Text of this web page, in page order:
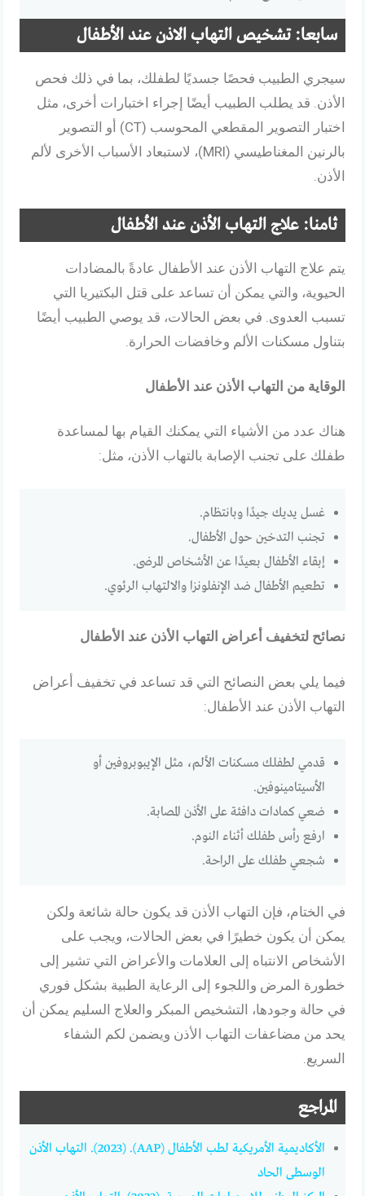
سابعا: تشخيص التهاب الاذن عند الأطفال
سيجري الطبيب فحصًا جسديًا لطفلك، بما في ذلك فحص
الأذن. قد يطلب الطبيب أيضًا إجراء اختبارات أخرى، مثل
اختبار التصوير المقطعي المحوسب (CT) أو التصوير
بالرنين المغناطيسي (MRI)، لاستبعاد الأسباب الأخرى لألم
الأذن.
ثامنا: علاج التهاب الأذن عند الأطفال
يتم علاج التهاب الأذن عند الأطفال عادةً بالمضادات
الحيوية، والتي يمكن أن تساعد على قتل البكتيريا التي
تسبب العدوى. في بعض الحالات، قد يوصي الطبيب أيضًا
بتناول مسكنات الألم وخافضات الحرارة.
الوقاية من التهاب الأذن عند الأطفال
هناك عدد من الأشياء التي يمكنك القيام بها لمساعدة
طفلك على تجنب الإصابة بالتهاب الأذن، مثل:
غسل يديك جيدًا وبانتظام.
تجنب التدخين حول الأطفال.
إبقاء الأطفال بعيدًا عن الأشخاص المرضى.
تطعيم الأطفال ضد الإنفلونزا والالتهاب الرئوي.
نصائح لتخفيف أعراض التهاب الأذن عند الأطفال
فيما يلي بعض النصائح التي قد تساعد في تخفيف أعراض
التهاب الأذن عند الأطفال:
قدمي لطفلك مسكنات الألم، مثل الإيبوبروفين أو
الأسيتامينوفين.
ضعي كمادات دافئة على الأذن المصابة.
ارفع رأس طفلك أثناء النوم.
شجعي طفلك على الراحة.
في الختام، فإن التهاب الأذن قد يكون حالة شائعة ولكن
يمكن أن يكون خطيرًا في بعض الحالات، ويجب على
الأشخاص الانتباه إلى العلامات والأعراض التي تشير إلى
خطورة المرض واللجوء إلى الرعاية الطبية بشكل فوري
في حالة وجودها، التشخيص المبكر والعلاج السليم يمكن أن
يحد من مضاعفات التهاب الأذن ويضمن لكم الشفاء
السريع.
المراجع
الأكاديمية الأمريكية لطب الأطفال (AAP). (2023). التهاب الأذن
الوسطى الحاد